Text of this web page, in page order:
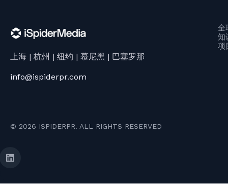
上海 | 杭州 | 纽约 | 慕尼黑 | 巴塞罗那
info@ispiderpr.com
全
知
项
© 2026 ISPIDERPR. ALL RIGHTS RESERVED